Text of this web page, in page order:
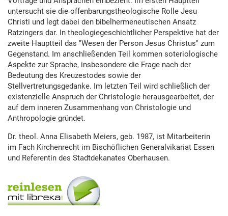
untersucht sie die offenbarungstheologische Rolle Jesu
Christi und legt dabei den bibelhermeneutischen Ansatz
Ratzingers dar. In theologiegeschichtlicher Perspektive hat der
zweite Hauptteil das "Wesen der Person Jesus Christus" zum
Gegenstand. Im anschließenden Teil kommen soteriologische
Aspekte zur Sprache, insbesondere die Frage nach der
Bedeutung des Kreuzestodes sowie der
Stellvertretungsgedanke. Im letzten Teil wird schließlich der
existenzielle Anspruch der Christologie herausgearbeitet, der
auf dem inneren Zusammenhang von Christologie und
Anthropologie gründet.
Dr. theol. Anna Elisabeth Meiers, geb. 1987, ist Mitarbeiterin
im Fach Kirchenrecht im Bischöflichen Generalvikariat Essen
und Referentin des Stadtdekanates Oberhausen.